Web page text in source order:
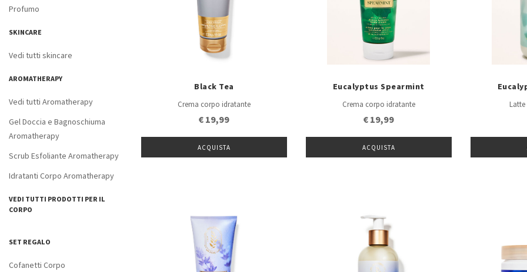
Profumo
SKINCARE
Vedi tutti skincare
AROMATHERAPY
Vedi tutti Aromatherapy
Gel Doccia e Bagnoschiuma
Aromatherapy
Scrub Esfoliante Aromatherapy
Idratanti Corpo Aromatherapy
VEDI TUTTI PRODOTTI PER IL
CORPO
SET REGALO
Cofanetti Corpo
Black Tea
Crema corpo idratante
€ 19,99
ACQUISTA
Eucalyptus Spearmint
Crema corpo idratante
€ 19,99
ACQUISTA